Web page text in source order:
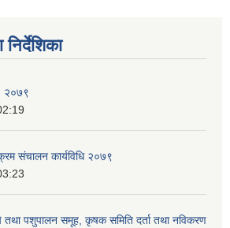
२०७९
संचालन कार्यविधि २०७९
तथा पशुपालन समूह, कृषक समिति दर्ता तथा नविकरण